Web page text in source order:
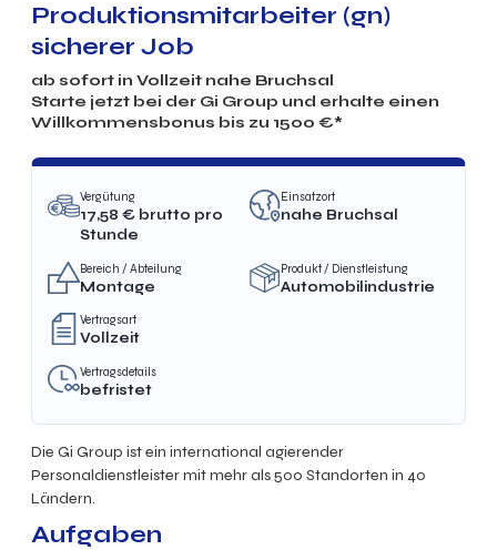
Produktionsmitarbeiter (gn)
sicherer Job
ab sofort in Vollzeit nahe Bruchsal
Starte jetzt bei der Gi Group und erhalte einen
Willkommensbonus bis zu 1500 €*
Vergütung
17,58 € brutto pro
Stunde
Einsatzort
nahe Bruchsal
Bereich / Abteilung
Montage
Produkt / Dienstleistung
Automobilindustrie
Vertragsart
Vollzeit
Vertragsdetails
befristet
Die Gi Group ist ein international agierender
Personaldienstleister mit mehr als 500 Standorten in 40
Ländern.
Aufgaben